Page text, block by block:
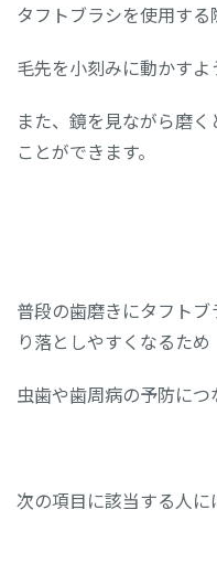
タフトブラシを使用する
毛先を小刻みに動かす
また、鏡を見ながら磨
ことができます。
普段の歯磨きにタフト
り落としやすくなるため
虫歯や歯周病の予防につ
次の項目に該当する人に